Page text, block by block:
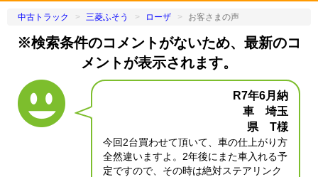
中古トラック 三菱ふそう ローザ お客さまの声
※検索条件のコメントがないため、最新のコ
メントが表示されます。
R7年6月納
車 埼玉
県 T様
今回2台買わせて頂いて、車の仕上がり方
全然違いますよ。2年後にまた車入れる予
定ですので、その時は絶対ステアリンク